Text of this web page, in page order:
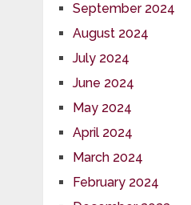
September 2024
August 2024
July 2024
June 2024
May 2024
April 2024
March 2024
February 2024